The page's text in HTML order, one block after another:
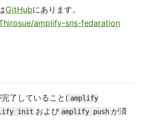
GitHubにあります。
amplify-sns-fedaration
了していること( amplify
init および amplify push が済